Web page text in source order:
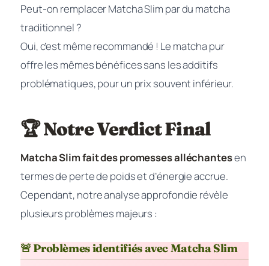
Peut-on remplacer Matcha Slim par du matcha
traditionnel ?
Oui, c’est même recommandé ! Le matcha pur
offre les mêmes bénéfices sans les additifs
problématiques, pour un prix souvent inférieur.
🏆 Notre Verdict Final
Matcha Slim fait des promesses alléchantesen
termes de perte de poids et d’énergie accrue.
Cependant, notre analyse approfondie révèle
plusieurs problèmes majeurs :
🚨 Problèmes identifiés avec Matcha Slim